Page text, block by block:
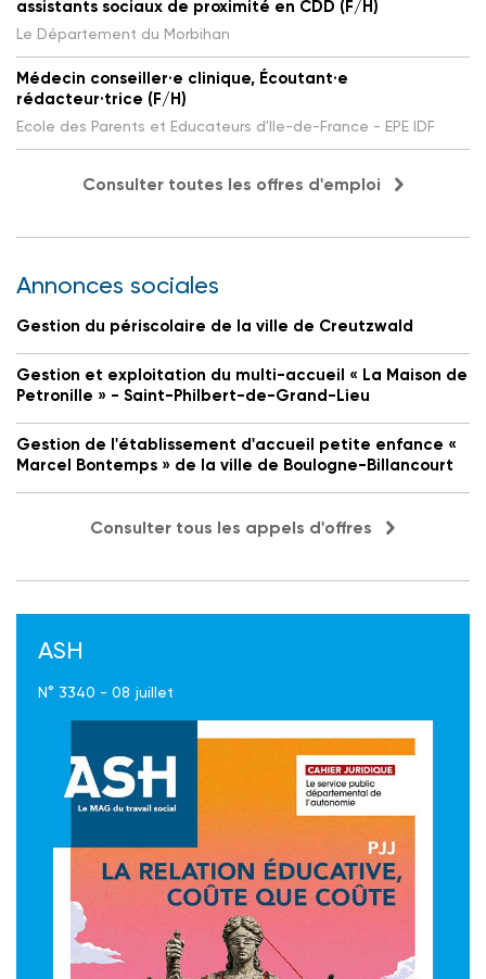
assistants sociaux de proximité en CDD (F/H)
Le Département du Morbihan
Médecin conseiller·e clinique, Écoutant·e
rédacteur·trice (F/H)
Ecole des Parents et Educateurs d'Ile-de-France - EPE IDF
Consulter toutes les offres d'emploi
Annonces sociales
Gestion du périscolaire de la ville de Creutzwald
Gestion et exploitation du multi-accueil « La Maison de
Petronille » - Saint-Philbert-de-Grand-Lieu
Gestion de l'établissement d'accueil petite enfance «
Marcel Bontemps » de la ville de Boulogne-Billancourt
Consulter tous les appels d'offres
ASH
N° 3340 - 08 juillet